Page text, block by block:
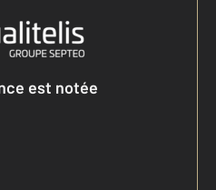
est notée